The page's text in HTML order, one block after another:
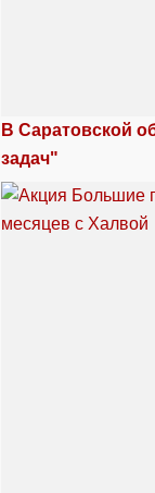
В Саратовской
задач"